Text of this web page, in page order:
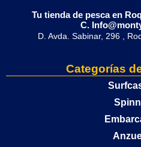
Tu tienda de pesca en
C.
D. Avda. Sabinar, 296 ,
Categorías